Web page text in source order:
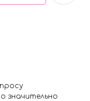
значительно